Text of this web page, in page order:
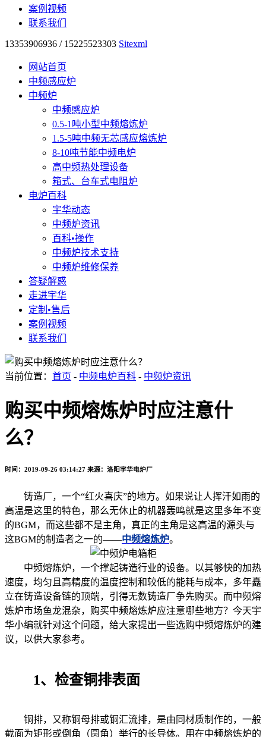
案例视频
联系我们
13353906936 / 15225523303 Sitexml
网站首页
中频感应炉
中频炉
中频感应炉
0.5-1吨小型中频熔炼炉
1.5-5吨中频无芯感应熔炼炉
8-10吨节能中频电炉
高中频热处理设备
箱式、台车式电阻炉
电炉百科
宇华动态
中频炉资讯
百科•操作
中频炉技术支持
中频炉维修保养
答疑解惑
走进宇华
定制•售后
案例视频
联系我们
当前位置： 首页 - 中频电炉百科 - 中频炉资讯
购买中频熔炼炉时应注意什
么？
时间：2019-09-26 03:14:27 来源：洛阳宇华电炉厂
铸造厂，一个“红火喜庆”的地方。如果说让人挥汗如雨的
高温是这里的特色，那么无休止的机器轰鸣就是这里多年不变
的BGM，而这些都不是主角，真正的主角是这高温的源头与
这BGM的制造者之一的——中频熔炼炉。
中频熔炼炉，一个撑起铸造行业的设备。以其够快的加热
速度，均匀且高精度的温度控制和较低的能耗与成本，多年矗
立在铸造设备链的顶端，引得无数铸造厂争先购买。而中频熔
炼炉市场鱼龙混杂，购买中频熔炼炉应注意哪些地方？今天宇
华小编就针对这个问题，给大家提出一些选购中频熔炼炉的建
议，以供大家参考。
1、检查铜排表面
铜排，又称铜母排或铜汇流排，是由同材质制作的，一般
截面为矩形或倒角（圆角）举行的长导体。用在中频熔炼炉的